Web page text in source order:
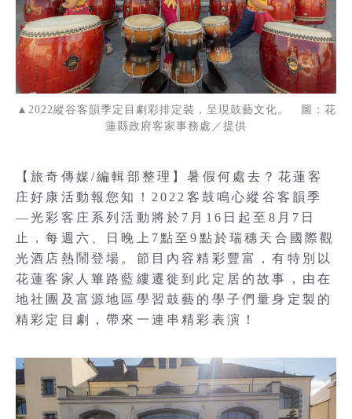
▲2022縱谷客韻季定目劇彩排定裝，呈現鼓藝文化。 圖：花
蓮縣政府客家事務處／提供
【旅奇傳媒/編輯部整理】暑假何處去？花蓮客
庄好康活動報您知！2022客鼓鳴心縱谷客韻季
—光彩客庄系列活動將於7月16日起至8月7日
止，每週六、日晚上7點至9點於瑞穗天合國際觀
光酒店熱鬧登場。節目內容精彩豐富，有特別以
花蓮客家人篳路藍縷遷徙到此定居的故事，由在
地社團及富源地區學習鼓藝的學子們量身定製的
精彩定目劇，帶來一連串精彩表演！